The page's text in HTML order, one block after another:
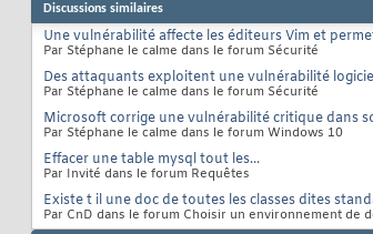
Discussions similaires
Une vulnérabilité affecte les éditeurs Vim et
Par Stéphane le calme dans le forum Sécurité
Des attaquants exploitent une vulnérabilité
Par Stéphane le calme dans le forum Sécurité
Microsoft corrige une vulnérabilité critique dans
Par Stéphane le calme dans le forum Windows 10
Effacer une table mysql tout les...
Par Invité dans le forum Requêtes
Existe t il une doc de toutes les classes dites
Par CnD dans le forum Choisir un environnement de